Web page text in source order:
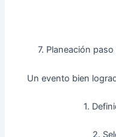
7. Planeación
Un evento bien
1.
2.